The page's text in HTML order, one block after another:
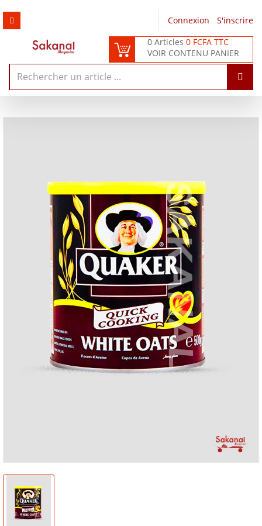
Connexion
S'inscrire
0 Articles0 FCFA TTC
VOIR CONTENU PANIER